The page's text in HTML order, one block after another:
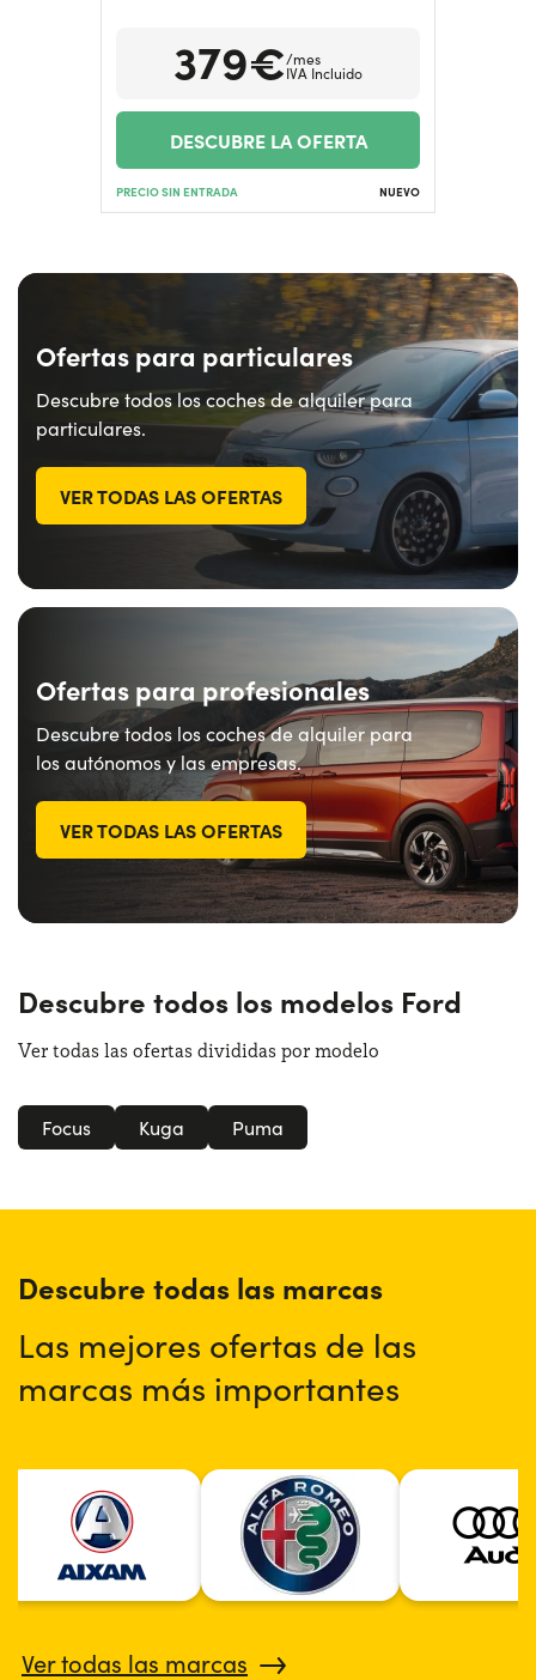
¿Necesitas ayuda?379€/mes
IVA Incluido
DESCUBRE LA OFERTA
PRECIO SIN ENTRADA NUEVO
Ofertas para particulares
Descubre todos los coches de alquiler para
particulares.
VER TODAS LAS OFERTAS
Ofertas para profesionales
Descubre todos los coches de alquiler para
los autónomos y las empresas.
VER TODAS LAS OFERTAS
Descubre todos los modelos Ford
Ver todas las ofertas divididas por modelo
Focus Kuga Puma
Descubre todas las marcas
Las mejores ofertas de las
marcas más importantes
Ver todas las marcas